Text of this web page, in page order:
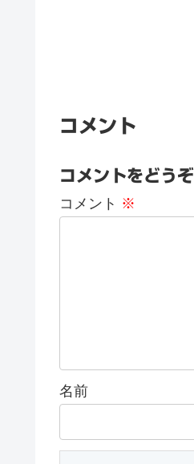
コメント
コメントをどうぞ
コメント ※
名前